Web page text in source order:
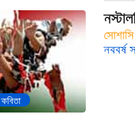
কবিতা
সোশাসি
নববর্ষ